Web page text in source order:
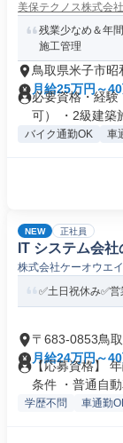
美保テクノス株式会社
残業少なめ＆年
施工管理
鳥取県米子市昭
月給25万円～
必要資格・経験
可） ・2級建築
バイク通勤OK 車
NEW 正社員
IT システム会
株式会社ケーオウエイ
✅️土日祝休み✅️
〒683-0853鳥
月給24万円～
【応募資格】
条件 ・普通自動
学歴不問 車通勤